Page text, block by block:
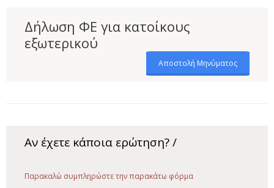
Δήλωση ΦΕ για κατοίκους
εξωτερικού
Αποστολή Μηνύματος
Αν έχετε κάποια ερώτηση? /
Παρακαλώ συμπληρώστε την παρακάτω φόρμα